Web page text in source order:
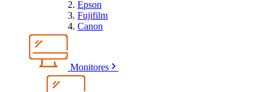
Epson
Fujifilm
Canon
Monitores